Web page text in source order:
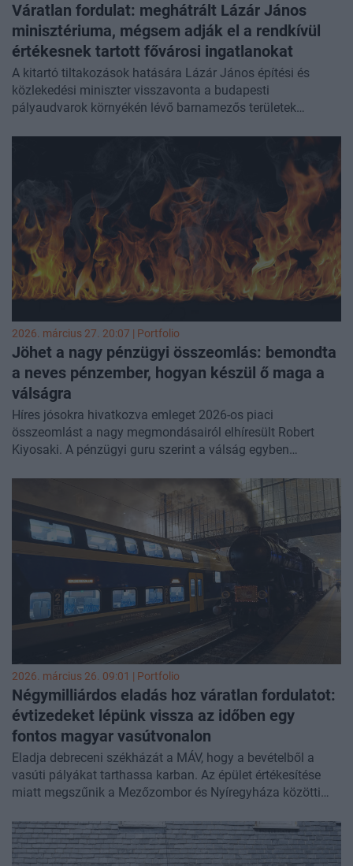
Váratlan fordulat: meghátrált Lázár János
minisztériuma, mégsem adják el a rendkívül
értékesnek tartott fővárosi ingatlanokat
A kitartó tiltakozások hatására Lázár János építési és
közlekedési miniszter visszavonta a budapesti
pályaudvarok környékén lévő barnamezős területek
számára fontos tartaléknak számító fejlesztési területek
privatizációját - írta meg
Vitézy Dávid egy friss Facebook-
posztban.
2026. március 27. 20:07 | Portfolio
Jöhet a nagy pénzügyi összeomlás: bemondta
a neves pénzember, hogyan készül ő maga a
válságra
Híres jósokra hivatkozva emleget 2026-os piaci
összeomlást a nagy megmondásairól elhíresült Robert
Kiyosaki. A pénzügyi guru szerint a válság egyben
2026. március 26. 09:01 | Portfolio
Négymilliárdos eladás hoz váratlan fordulatot:
évtizedeket lépünk vissza az időben egy
fontos magyar vasútvonalon
Eladja debreceni székházát a MÁV, hogy a bevételből a
vasúti pályákat tarthassa karban. Az épület értékesítése
miatt megszűnik a Mezőzombor és Nyíregyháza közötti
vonatok közlekedését újra a helyi állomásokon dolgozó
vasutasok fogják koordinálni - írta meg azÁtlátszó.